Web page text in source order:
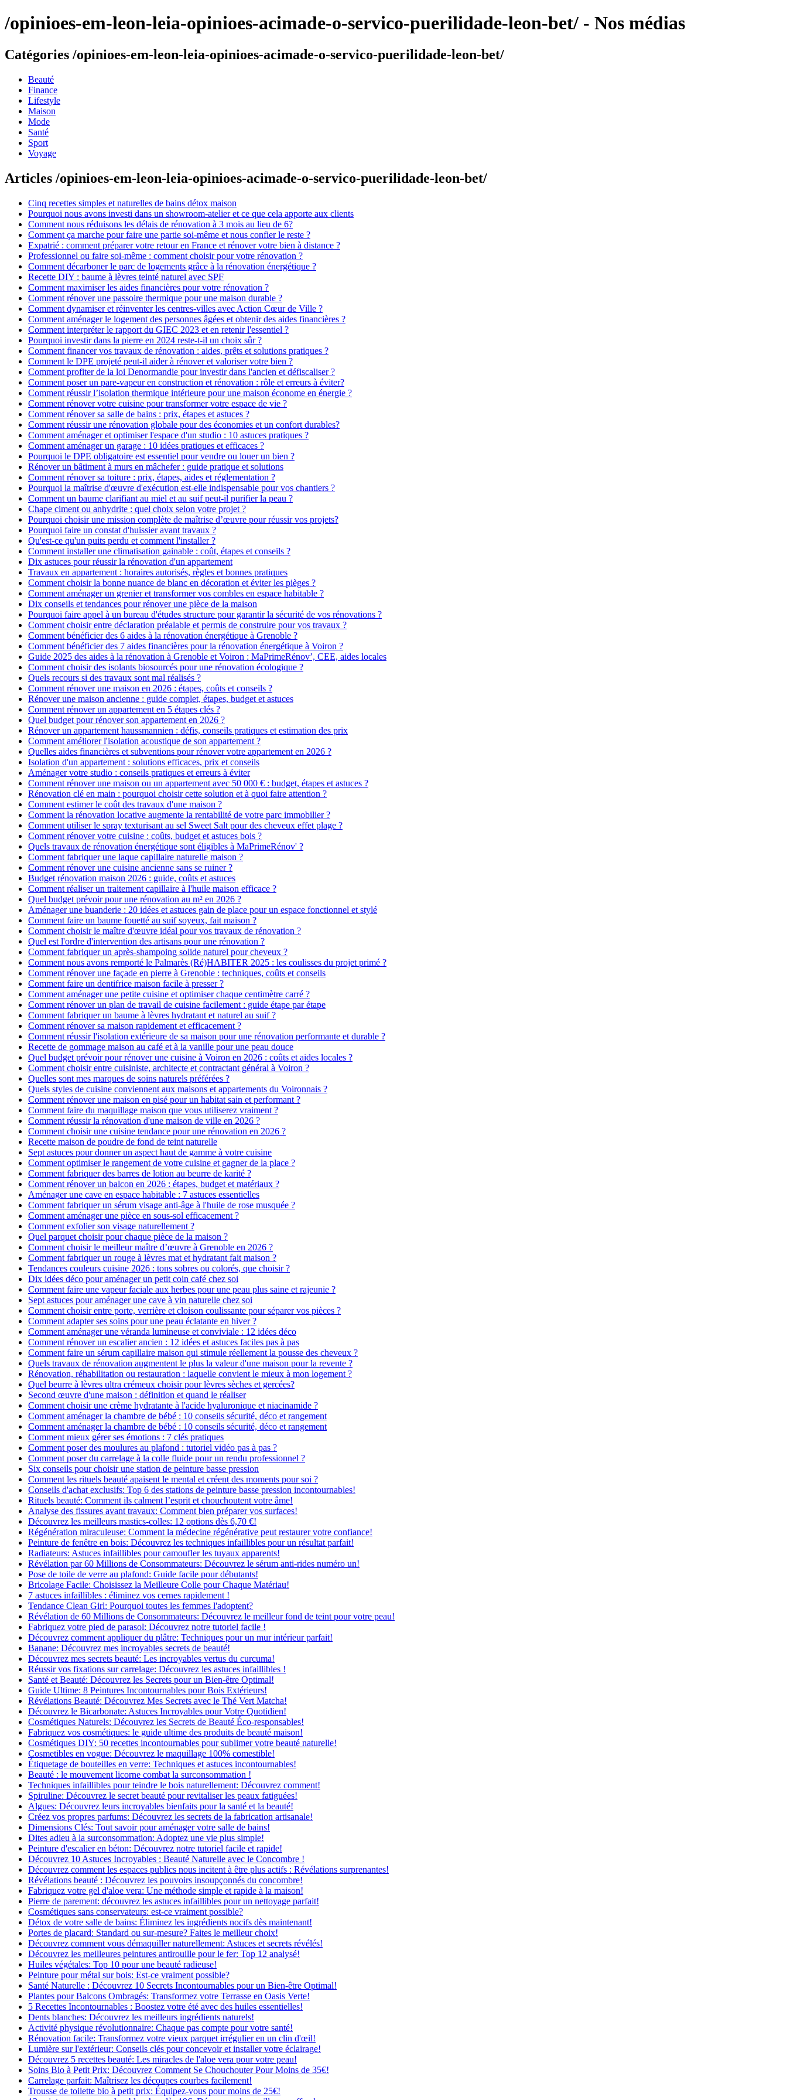
/opinioes-em-leon-leia-opinioes-acimade-o-servico-puerilidade-leon-bet/ - Nos médias
Catégories /opinioes-em-leon-leia-opinioes-acimade-o-servico-puerilidade-leon-bet/
Beauté
Finance
Lifestyle
Maison
Mode
Santé
Sport
Voyage
Articles /opinioes-em-leon-leia-opinioes-acimade-o-servico-puerilidade-leon-bet/
Cinq recettes simples et naturelles de bains détox maison
Pourquoi nous avons investi dans un showroom-atelier et ce que cela apporte aux clients
Comment nous réduisons les délais de rénovation à 3 mois au lieu de 6?
Comment ça marche pour faire une partie soi-même et nous confier le reste ?
Expatrié : comment préparer votre retour en France et rénover votre bien à distance ?
Professionnel ou faire soi-même : comment choisir pour votre rénovation ?
Comment décarboner le parc de logements grâce à la rénovation énergétique ?
Recette DIY : baume à lèvres teinté naturel avec SPF
Comment maximiser les aides financières pour votre rénovation ?
Comment rénover une passoire thermique pour une maison durable ?
Comment dynamiser et réinventer les centres-villes avec Action Cœur de Ville ?
Comment aménager le logement des personnes âgées et obtenir des aides financières ?
Comment interpréter le rapport du GIEC 2023 et en retenir l'essentiel ?
Pourquoi investir dans la pierre en 2024 reste-t-il un choix sûr ?
Comment financer vos travaux de rénovation : aides, prêts et solutions pratiques ?
Comment le DPE projeté peut-il aider à rénover et valoriser votre bien ?
Comment profiter de la loi Denormandie pour investir dans l'ancien et défiscaliser ?
Comment poser un pare-vapeur en construction et rénovation : rôle et erreurs à éviter?
Comment réussir l’isolation thermique intérieure pour une maison économe en énergie ?
Comment rénover votre cuisine pour transformer votre espace de vie ?
Comment rénover sa salle de bains : prix, étapes et astuces ?
Comment réussir une rénovation globale pour des économies et un confort durables?
Comment aménager et optimiser l'espace d'un studio : 10 astuces pratiques ?
Comment aménager un garage : 10 idées pratiques et efficaces ?
Pourquoi le DPE obligatoire est essentiel pour vendre ou louer un bien ?
Rénover un bâtiment à murs en mâchefer : guide pratique et solutions
Comment rénover sa toiture : prix, étapes, aides et réglementation ?
Pourquoi la maîtrise d'œuvre d'exécution est-elle indispensable pour vos chantiers ?
Comment un baume clarifiant au miel et au suif peut-il purifier la peau ?
Chape ciment ou anhydrite : quel choix selon votre projet ?
Pourquoi choisir une mission complète de maîtrise d’œuvre pour réussir vos projets?
Pourquoi faire un constat d'huissier avant travaux ?
Qu'est-ce qu'un puits perdu et comment l'installer ?
Comment installer une climatisation gainable : coût, étapes et conseils ?
Dix astuces pour réussir la rénovation d'un appartement
Travaux en appartement : horaires autorisés, règles et bonnes pratiques
Comment choisir la bonne nuance de blanc en décoration et éviter les pièges ?
Comment aménager un grenier et transformer vos combles en espace habitable ?
Dix conseils et tendances pour rénover une pièce de la maison
Pourquoi faire appel à un bureau d'études structure pour garantir la sécurité de vos rénovations ?
Comment choisir entre déclaration préalable et permis de construire pour vos travaux ?
Comment bénéficier des 6 aides à la rénovation énergétique à Grenoble ?
Comment bénéficier des 7 aides financières pour la rénovation énergétique à Voiron ?
Guide 2025 des aides à la rénovation à Grenoble et Voiron : MaPrimeRénov’, CEE, aides locales
Comment choisir des isolants biosourcés pour une rénovation écologique ?
Quels recours si des travaux sont mal réalisés ?
Comment rénover une maison en 2026 : étapes, coûts et conseils ?
Rénover une maison ancienne : guide complet, étapes, budget et astuces
Comment rénover un appartement en 5 étapes clés ?
Quel budget pour rénover son appartement en 2026 ?
Rénover un appartement haussmannien : défis, conseils pratiques et estimation des prix
Comment améliorer l'isolation acoustique de son appartement ?
Quelles aides financières et subventions pour rénover votre appartement en 2026 ?
Isolation d'un appartement : solutions efficaces, prix et conseils
Aménager votre studio : conseils pratiques et erreurs à éviter
Comment rénover une maison ou un appartement avec 50 000 € : budget, étapes et astuces ?
Rénovation clé en main : pourquoi choisir cette solution et à quoi faire attention ?
Comment estimer le coût des travaux d'une maison ?
Comment la rénovation locative augmente la rentabilité de votre parc immobilier ?
Comment utiliser le spray texturisant au sel Sweet Salt pour des cheveux effet plage ?
Comment rénover votre cuisine : coûts, budget et astuces bois ?
Quels travaux de rénovation énergétique sont éligibles à MaPrimeRénov' ?
Comment fabriquer une laque capillaire naturelle maison ?
Comment rénover une cuisine ancienne sans se ruiner ?
Budget rénovation maison 2026 : guide, coûts et astuces
Comment réaliser un traitement capillaire à l'huile maison efficace ?
Quel budget prévoir pour une rénovation au m² en 2026 ?
Aménager une buanderie : 20 idées et astuces gain de place pour un espace fonctionnel et stylé
Comment faire un baume fouetté au suif soyeux, fait maison ?
Comment choisir le maître d'œuvre idéal pour vos travaux de rénovation ?
Quel est l'ordre d'intervention des artisans pour une rénovation ?
Comment fabriquer un après-shampoing solide naturel pour cheveux ?
Comment nous avons remporté le Palmarès (Ré)HABITER 2025 : les coulisses du projet primé ?
Comment rénover une façade en pierre à Grenoble : techniques, coûts et conseils
Comment faire un dentifrice maison facile à presser ?
Comment aménager une petite cuisine et optimiser chaque centimètre carré ?
Comment rénover un plan de travail de cuisine facilement : guide étape par étape
Comment fabriquer un baume à lèvres hydratant et naturel au suif ?
Comment rénover sa maison rapidement et efficacement ?
Comment réussir l'isolation extérieure de sa maison pour une rénovation performante et durable ?
Recette de gommage maison au café et à la vanille pour une peau douce
Quel budget prévoir pour rénover une cuisine à Voiron en 2026 : coûts et aides locales ?
Comment choisir entre cuisiniste, architecte et contractant général à Voiron ?
Quelles sont mes marques de soins naturels préférées ?
Quels styles de cuisine conviennent aux maisons et appartements du Voironnais ?
Comment rénover une maison en pisé pour un habitat sain et performant ?
Comment faire du maquillage maison que vous utiliserez vraiment ?
Comment réussir la rénovation d'une maison de ville en 2026 ?
Comment choisir une cuisine tendance pour une rénovation en 2026 ?
Recette maison de poudre de fond de teint naturelle
Sept astuces pour donner un aspect haut de gamme à votre cuisine
Comment optimiser le rangement de votre cuisine et gagner de la place ?
Comment fabriquer des barres de lotion au beurre de karité ?
Comment rénover un balcon en 2026 : étapes, budget et matériaux ?
Aménager une cave en espace habitable : 7 astuces essentielles
Comment fabriquer un sérum visage anti-âge à l'huile de rose musquée ?
Comment aménager une pièce en sous-sol efficacement ?
Comment exfolier son visage naturellement ?
Quel parquet choisir pour chaque pièce de la maison ?
Comment choisir le meilleur maître d’œuvre à Grenoble en 2026 ?
Comment fabriquer un rouge à lèvres mat et hydratant fait maison ?
Tendances couleurs cuisine 2026 : tons sobres ou colorés, que choisir ?
Dix idées déco pour aménager un petit coin café chez soi
Comment faire une vapeur faciale aux herbes pour une peau plus saine et rajeunie ?
Sept astuces pour aménager une cave à vin naturelle chez soi
Comment choisir entre porte, verrière et cloison coulissante pour séparer vos pièces ?
Comment adapter ses soins pour une peau éclatante en hiver ?
Comment aménager une véranda lumineuse et conviviale : 12 idées déco
Comment rénover un escalier ancien : 12 idées et astuces faciles pas à pas
Comment faire un sérum capillaire maison qui stimule réellement la pousse des cheveux ?
Quels travaux de rénovation augmentent le plus la valeur d'une maison pour la revente ?
Rénovation, réhabilitation ou restauration : laquelle convient le mieux à mon logement ?
Quel beurre à lèvres ultra crémeux choisir pour lèvres sèches et gercées?
Second œuvre d'une maison : définition et quand le réaliser
Comment choisir une crème hydratante à l'acide hyaluronique et niacinamide ?
Comment aménager la chambre de bébé : 10 conseils sécurité, déco et rangement
Comment aménager la chambre de bébé : 10 conseils sécurité, déco et rangement
Comment mieux gérer ses émotions : 7 clés pratiques
Comment poser des moulures au plafond : tutoriel vidéo pas à pas ?
Comment poser du carrelage à la colle fluide pour un rendu professionnel ?
Six conseils pour choisir une station de peinture basse pression
Comment les rituels beauté apaisent le mental et créent des moments pour soi ?
Conseils d'achat exclusifs: Top 6 des stations de peinture basse pression incontournables!
Rituels beauté: Comment ils calment l’esprit et chouchoutent votre âme!
Analyse des fissures avant travaux: Comment bien préparer vos surfaces!
Découvrez les meilleurs mastics-colles: 12 options dès 6,70 €!
Régénération miraculeuse: Comment la médecine régénérative peut restaurer votre confiance!
Peinture de fenêtre en bois: Découvrez les techniques infaillibles pour un résultat parfait!
Radiateurs: Astuces infaillibles pour camoufler les tuyaux apparents!
Révélation par 60 Millions de Consommateurs: Découvrez le sérum anti-rides numéro un!
Pose de toile de verre au plafond: Guide facile pour débutants!
Bricolage Facile: Choisissez la Meilleure Colle pour Chaque Matériau!
7 astuces infaillibles : éliminez vos cernes rapidement !
Tendance Clean Girl: Pourquoi toutes les femmes l'adoptent?
Révélation de 60 Millions de Consommateurs: Découvrez le meilleur fond de teint pour votre peau!
Fabriquez votre pied de parasol: Découvrez notre tutoriel facile !
Découvrez comment appliquer du plâtre: Techniques pour un mur intérieur parfait!
Banane: Découvrez mes incroyables secrets de beauté!
Découvrez mes secrets beauté: Les incroyables vertus du curcuma!
Réussir vos fixations sur carrelage: Découvrez les astuces infaillibles !
Santé et Beauté: Découvrez les Secrets pour un Bien-être Optimal!
Guide Ultime: 8 Peintures Incontournables pour Bois Extérieurs!
Révélations Beauté: Découvrez Mes Secrets avec le Thé Vert Matcha!
Découvrez le Bicarbonate: Astuces Incroyables pour Votre Quotidien!
Cosmétiques Naturels: Découvrez les Secrets de Beauté Éco-responsables!
Fabriquez vos cosmétiques: le guide ultime des produits de beauté maison!
Cosmétiques DIY: 50 recettes incontournables pour sublimer votre beauté naturelle!
Cosmetibles en vogue: Découvrez le maquillage 100% comestible!
Étiquetage de bouteilles en verre: Techniques et astuces incontournables!
Beauté : le mouvement licorne combat la surconsommation !
Techniques infaillibles pour teindre le bois naturellement: Découvrez comment!
Spiruline: Découvrez le secret beauté pour revitaliser les peaux fatiguées!
Algues: Découvrez leurs incroyables bienfaits pour la santé et la beauté!
Créez vos propres parfums: Découvrez les secrets de la fabrication artisanale!
Dimensions Clés: Tout savoir pour aménager votre salle de bains!
Dites adieu à la surconsommation: Adoptez une vie plus simple!
Peinture d'escalier en béton: Découvrez notre tutoriel facile et rapide!
Découvrez 10 Astuces Incroyables : Beauté Naturelle avec le Concombre !
Découvrez comment les espaces publics nous incitent à être plus actifs : Révélations surprenantes!
Révélations beauté : Découvrez les pouvoirs insoupçonnés du concombre!
Fabriquez votre gel d'aloe vera: Une méthode simple et rapide à la maison!
Pierre de parement: découvrez les astuces infaillibles pour un nettoyage parfait!
Cosmétiques sans conservateurs: est-ce vraiment possible?
Détox de votre salle de bains: Éliminez les ingrédients nocifs dès maintenant!
Portes de placard: Standard ou sur-mesure? Faites le meilleur choix!
Découvrez comment vous démaquiller naturellement: Astuces et secrets révélés!
Découvrez les meilleures peintures antirouille pour le fer: Top 12 analysé!
Huiles végétales: Top 10 pour une beauté radieuse!
Peinture pour métal sur bois: Est-ce vraiment possible?
Santé Naturelle : Découvrez 10 Secrets Incontournables pour un Bien-être Optimal!
Plantes pour Balcons Ombragés: Transformez votre Terrasse en Oasis Verte!
5 Recettes Incontournables : Boostez votre été avec des huiles essentielles!
Dents blanches: Découvrez les meilleurs ingrédients naturels!
Activité physique révolutionnaire: Chaque pas compte pour votre santé!
Rénovation facile: Transformez votre vieux parquet irrégulier en un clin d'œil!
Lumière sur l'extérieur: Conseils clés pour concevoir et installer votre éclairage!
Découvrez 5 recettes beauté: Les miracles de l'aloe vera pour votre peau!
Soins Bio à Petit Prix: Découvrez Comment Se Chouchouter Pour Moins de 35€!
Carrelage parfait: Maîtrisez les découpes courbes facilement!
Trousse de toilette bio à petit prix: Équipez-vous pour moins de 25€!